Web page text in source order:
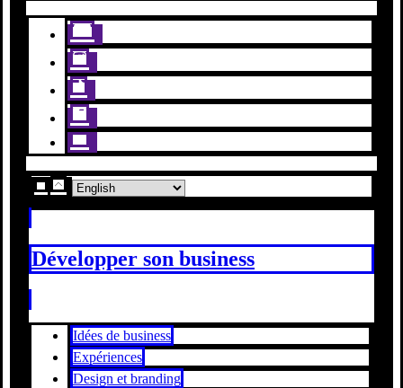
Développer son business
Idées de business
Expériences
Design et branding